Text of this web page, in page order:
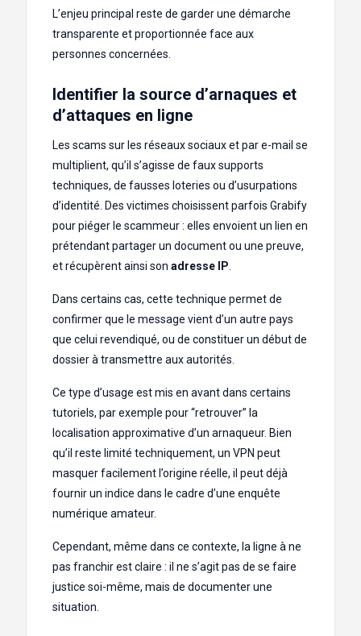
L’enjeu principal reste de garder une démarche
transparente et proportionnée face aux
personnes concernées.
Identifier la source d’arnaques et
d’attaques en ligne
Les scams sur les réseaux sociaux et par e-mail se
multiplient, qu’il s’agisse de faux supports
techniques, de fausses loteries ou d’usurpations
d’identité. Des victimes choisissent parfois Grabify
pour piéger le scammeur : elles envoient un lien en
prétendant partager un document ou une preuve,
et récupèrent ainsi son adresse IP
Dans certains cas, cette technique permet de
confirmer que le message vient d’un autre pays
que celui revendiqué, ou de constituer un début de
dossier à transmettre aux autorités.
Ce type d’usage est mis en avant dans certains
tutoriels, par exemple pour “retrouver” la
localisation approximative d’un arnaqueur. Bien
qu’il reste limité techniquement, un VPN peut
masquer facilement l’origine réelle, il peut déjà
fournir un indice dans le cadre d’une enquête
numérique amateur.
Cependant, même dans ce contexte, la ligne à ne
pas franchir est claire : il ne s’agit pas de se faire
justice soi-même, mais de documenter une
situation.